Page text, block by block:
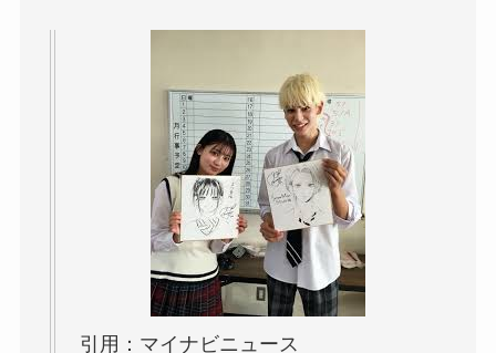
引用：マイナビニュース